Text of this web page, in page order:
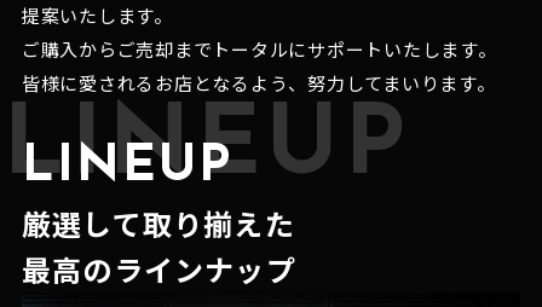
提案いたします。
ご購入からご売却までトータルにサポートいたします。
皆様に愛されるお店となるよう、努力してまいります。
LINEUP
LINEUP
厳選して取り揃えた
最高のラインナップ